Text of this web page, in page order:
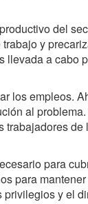
del
y
llevada a cabo
los empleos.
al
trabajadores
para
para
y el